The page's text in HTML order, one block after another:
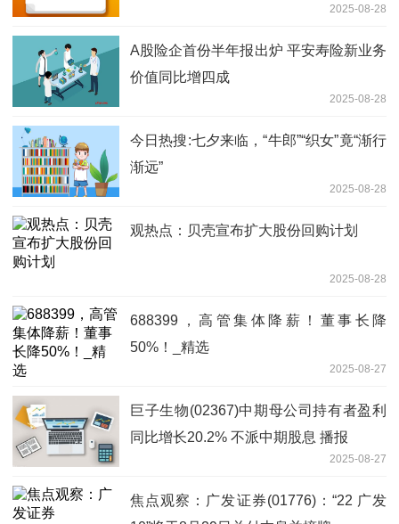
2025-08-28
A股险企首份半年报出炉 平安寿险新业务
价值同比增四成
2025-08-28
今日热搜:七夕来临，“牛郎”“织女”竟“渐行
渐远”
2025-08-28
观热点：贝壳宣布扩大股份回购计划
2025-08-28
688399，高管集体降薪！董事长降
50%！_精选
2025-08-27
巨子生物(02367)中期母公司持有者盈利
同比增长20.2% 不派中期股息 播报
2025-08-27
焦点观察：广发证券(01776)：“22 广发